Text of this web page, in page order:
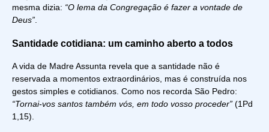
mesma dizia: “O lema da Congregação é fazer a vontade de
Deus”
Santidade cotidiana: um caminho aberto a todos
A vida de Madre Assunta revela que a santidade não é
reservada a momentos extraordinários, mas é construída nos
gestos simples e cotidianos. Como nos recorda São Pedro:
“Tornai-vos santos também vós, em todo vosso proceder” (1Pd
1,15).